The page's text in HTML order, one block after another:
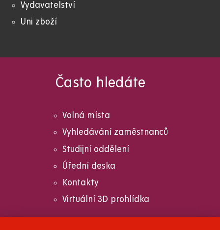
Vydavatelství
Uni zboží
Často hledáte
Volná místa
Vyhledávání zaměstnanců
Studijní oddělení
Úřední deska
Kontakty
Virtuální 3D prohlídka